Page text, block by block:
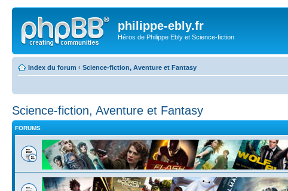
philippe-ebly.fr
Héros de Philippe Ebly et Science-fiction
Index du forum ‹ Science-fiction, Aventure et Fantasy
Science-fiction, Aventure et Fantasy
FORUMS